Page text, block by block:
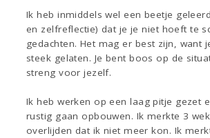
Ik heb inmiddels wel een beetje
en zelfreflectie) dat je je niet hoeft te
gedachten. Het mag er best zijn, want
steek gelaten. Je bent boos op de
streng voor jezelf.
Ik heb werken op een laag pitje gezet
rustig gaan opbouwen. Ik merkte 3
overlijden dat ik niet meer kon. Ik